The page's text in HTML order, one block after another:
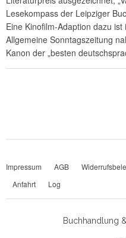
Lesekompass der Leipziger
Eine Kinofilm-Adaption dazu
Allgemeine Sonntagszeitung
Kanon der „besten
Impressum AGB
Anfahrt
Log
Buchhandlung